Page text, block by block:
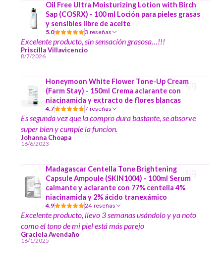
Oil Free Ultra Moisturizing Lotion with Birch
Sap (COSRX) - 100 ml Loción para pieles grasas
y sensibles libre de aceite
5.0 3 reseñas
Excelente producto, sin sensación grasosa…!!!
Priscilla Villavicencio
8/7/2026
Honeymoon White Flower Tone-Up Cream
(Farm Stay) - 150ml Crema aclarante con
niacinamida y extracto de flores blancas
4.7 7 reseñas
Es segunda vez que la compro dura bastante, se absorve
super bien y cumple la funcion.
Johanna Choapa
16/6/2023
Madagascar Centella Tone Brightening
Capsule Ampoule (SKIN1004) - 100ml Serum
calmante y aclarante con 77% centella 4%
niacinamida y 2% ácido tranexámico
4.9 24 reseñas
Excelente producto, llevo 3 semanas usándolo y ya noto
como el tono de mi piel está más parejo
Graciela Avendaño
16/1/2025